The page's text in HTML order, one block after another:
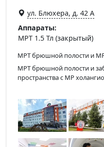
ул. Блюхера, д. 42 А
Аппараты:
МРТ 1.5 Тл (закрытый)
МРТ брюшной полости и
МРТ брюшной полости и
пространства с МР